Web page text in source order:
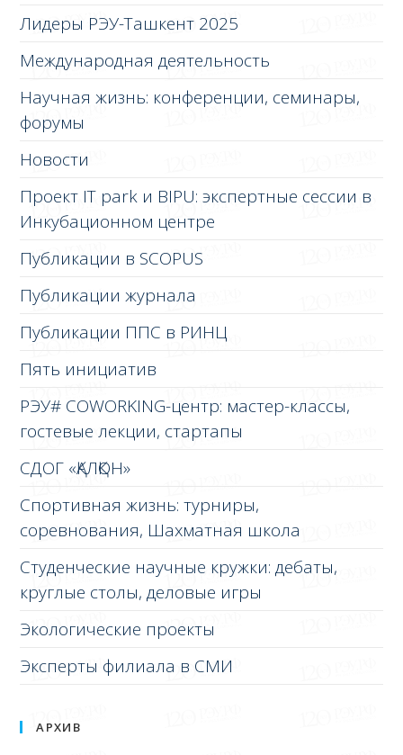
Лидеры РЭУ-Ташкент 2025
Международная деятельность
Научная жизнь: конференции, семинары,
форумы
Новости
Проект IT park и BIPU: экспертные сессии в
Инкубационном центре
Публикации в SCOPUS
Публикации журнала
Публикации ППС в РИНЦ
Пять инициатив
РЭУ# COWORKING-центр: мастер-классы,
гостевые лекции, стартапы
СДОГ «ҚАЛҚОН»
Спортивная жизнь: турниры,
соревнования, Шахматная школа
Студенческие научные кружки: дебаты,
круглые столы, деловые игры
Экологические проекты
Эксперты филиала в СМИ
АРХИВ